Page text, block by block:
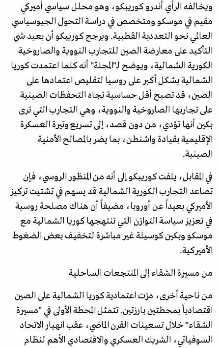
ويخالفه الرأي أندرو كوريبكو، وهو محلل سياسي أميركي
مقيم في موسكو ومتخصص في دراسة التحول الجيوسياسي
العالمي نحو التعددية القطبية. ويرجح كوريبكو أن يعيد شي
التأكيد على معارضة الصين للتجارب النووية والصاروخية
الكورية الشمالية، ويوضح لـ"المجلة" أنه كلما اعتمدت كوريا
الشمالية بشكل أكبر على روسيا لتقليص اعتمادها على
الصين، قد تصبح أقل حساسية تجاه التحفظات الصينية
على تجاربها الصاروخية والنووية، وهي التجارب التي ترى
بكين أنها تؤدي، من دون قصد، إلى تسريع وتيرة العسكرة
الإقليمية بقيادة واشنطن، بما يضر بالمصالح الأمنية
الصينية.
في المقابل، يلفت كوريبكو إلى أنه من المنظور الروسي، فإن
تصاعد التجارب الكورية الشمالية قد يسهم في تشتيت تركيز
الأميركي بعيداً عن أوروبا، مضيفاً أن هناك مصلحة روسية
في تعزيز سياسة التوازن التي تنتهجها كوريا الشمالية مع
موسكو وبكين كوسيلة غير مباشرة لتخفيف بعض الضغوط
الأميركية.
من مسيرة الشقاء إلى المنتجعات الساحلية
من ناحية أخرى، مرّت اعتمادية كوريا الشمالية على الصين
اقتصادياً بمحطتين بارزتين. تتمثل المحطة الأولى في "مسيرة
الشقاء" خلال تسعينات القرن الماضي، عقب انهيار الاتحاد
السوفياتي، الشريك العسكري والاقتصادي الأهم لنظام